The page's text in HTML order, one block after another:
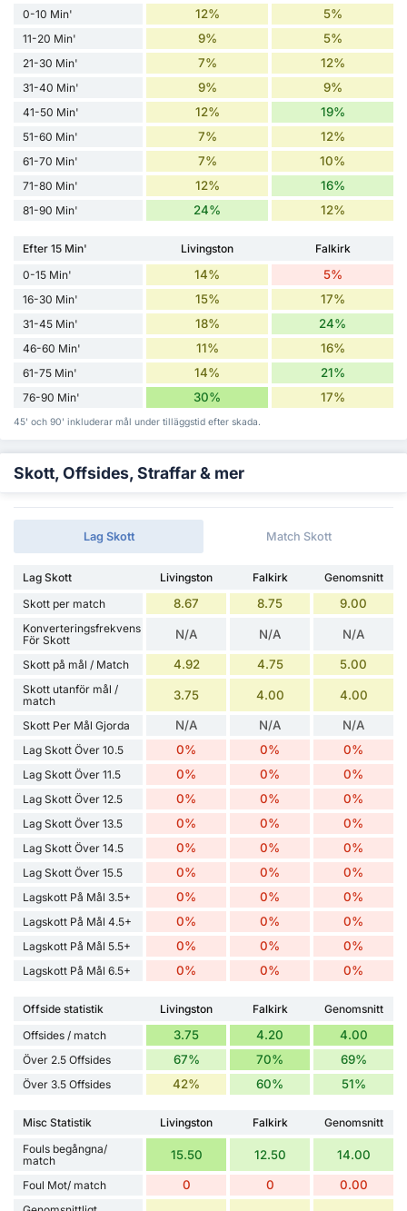
0-10 Min'
12% 5%
11-20 Min' 9% 5%
21-30 Min' 7% 12%
31-40 Min' 9% 9%
41-50 Min' 12% 19%
51-60 Min' 7% 12%
61-70 Min' 7% 10%
71-80 Min' 12% 16%
81-90 Min' 24% 12%
Efter 15 Min' Livingston
Falkirk
0-15 Min'
14% 5%
16-30 Min' 15% 17%
31-45 Min' 18% 24%
46-60 Min' 11% 16%
61-75 Min' 14% 21%
76-90 Min' 30% 17%
45' och 90' inkluderar mål under tilläggstid efter skada.
Skott, Offsides, Straffar & mer
Lag Skott Match Skott
Lag Skott Livingston Falkirk
Genomsnitt
Skott per match
8.67 8.75 9.00
Konverteringsfrekvens
För Skott
N/A N/A N/A
Skott på mål / Match 4.92 4.75 5.00
Skott utanför mål /
match
3.75 4.00 4.00
Skott Per Mål Gjorda N/A N/A N/A
Lag Skott Över 10.5 0% 0% 0%
Lag Skott Över 11.5 0% 0% 0%
Lag Skott Över 12.5 0% 0% 0%
Lag Skott Över 13.5 0% 0% 0%
Lag Skott Över 14.5 0% 0% 0%
Lag Skott Över 15.5 0% 0% 0%
Lagskott På Mål 3.5+ 0% 0% 0%
Lagskott På Mål 4.5+ 0% 0% 0%
Lagskott På Mål 5.5+ 0% 0% 0%
Lagskott På Mål 6.5+ 0% 0% 0%
Offside statistik Livingston Falkirk
Genomsnitt
Offsides / match
3.75 4.20 4.00
Över 2.5 Offsides 67% 70% 69%
Över 3.5 Offsides 42% 60% 51%
Misc Statistik Livingston Falkirk
Genomsnitt
Fouls begångna/
match
15.50 12.50 14.00
Foul Mot/ match 0 0 0.00